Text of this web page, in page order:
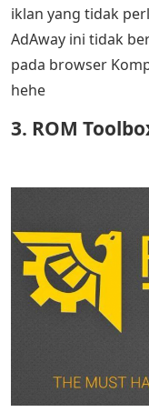
iklan yang tidak
AdAway ini tidak
pada browser
hehe
3. ROM